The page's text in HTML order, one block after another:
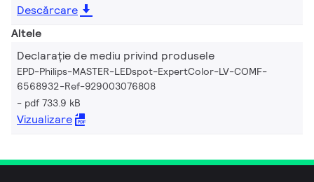
Descărcare
Altele
Declarație de mediu privind produsele
EPD-Philips-MASTER-LEDspot-ExpertColor-LV-COMF-
6568932-Ref-929003076808
pdf 733.9 kB
Vizualizare